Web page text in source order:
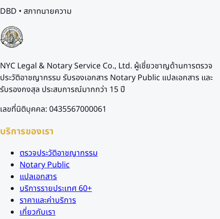
DBD • สภาทนายความ
NYC Legal & Notary Service Co., Ltd. ผู้เชี่ยวชาญด้านการตรวจ
ประวัติอาชญากรรม รับรองเอกสาร Notary Public แปลเอกสาร และ
รับรองกงสุล ประสบการณ์มากกว่า 15 ปี
เลขที่นิติบุคคล: 0435567000061
บริการของเรา
ตรวจประวัติอาชญากรรม
Notary Public
แปลเอกสาร
บริการรายประเทศ 60+
ราคาและค่าบริการ
เกี่ยวกับเรา